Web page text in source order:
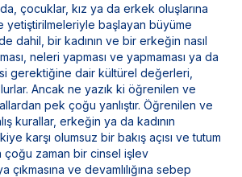
çocuklar, kız ya da erkek oluşlarına
yetiştirilmeleriyle başlayan büyüme
dahil, bir kadının ve bir erkeğin nasıl
neleri yapması ve yapmaması ya da
gerektiğine dair kültürel değerleri,
Ancak ne yazık ki öğrenilen ve
pek çoğu yanlıştır. Öğrenilen ve
kurallar, erkeğin ya da kadının
karşı olumsuz bir bakış açısı ve tutum
çoğu zaman bir cinsel işlev
ve devamlılığına sebep